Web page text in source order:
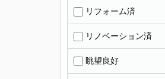
リフォーム済
リノベーション済
眺望良好